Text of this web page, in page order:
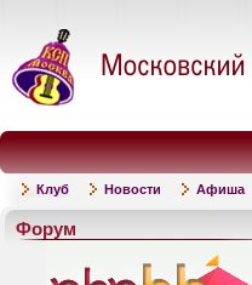
Клуб Новости Афиша
Форум